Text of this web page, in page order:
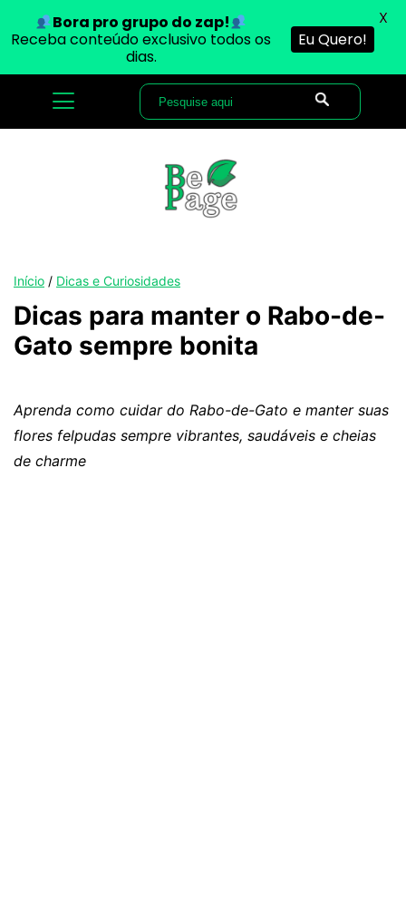
Início / Dicas e Curiosidades
Dicas para manter o Rabo-de-
Gato sempre bonita
Aprenda como cuidar do Rabo-de-Gato e manter suas
flores felpudas sempre vibrantes, saudáveis e cheias
de charme
Bora pro grupo do zap!
Receba conteúdo exclusivo todos os
dias.
Eu Quero!
X